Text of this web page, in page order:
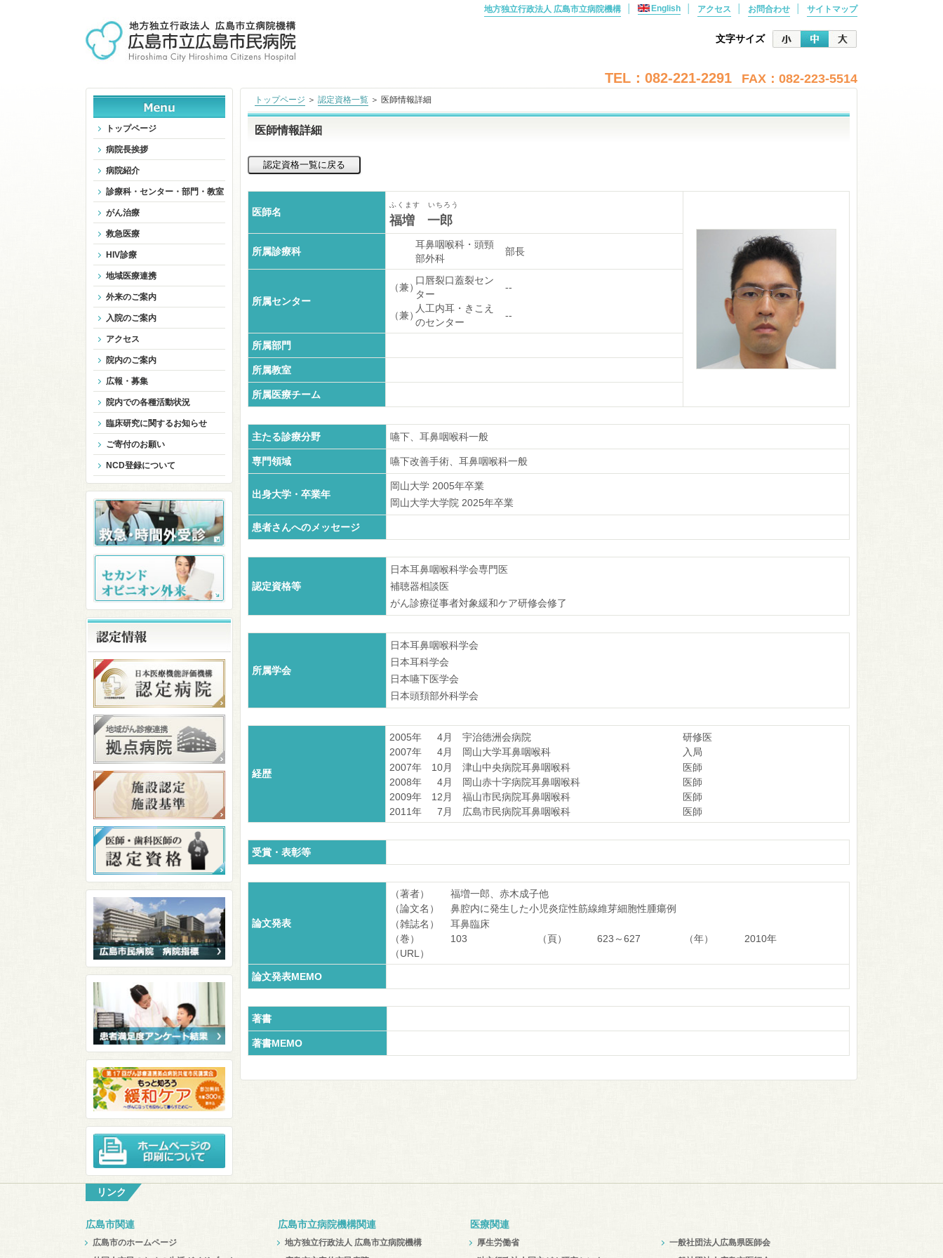
地方独立行政法人 広島市立病院機構 English アクセス お問合わせ サイトマップ
文字サイズ
TEL：082-221-2291 FAX：082-223-5514
トップページ ＞ 認定資格一覧 ＞ 医師情報詳細
医師情報詳細
医師名
ふくます いちろう
福増 一郎
所属診療科
耳鼻咽喉科・頭頸
部外科
部長
所属センター
（兼）
口唇裂口蓋裂セン
ター
--
（兼）
人工内耳・きこえ
のセンター
--
所属部門
所属教室
所属医療チーム
主たる診療分野 嚥下、耳鼻咽喉科一般
専門領域 嚥下改善手術、耳鼻咽喉科一般
出身大学・卒業年
岡山大学 2005年卒業
岡山大学大学院 2025年卒業
患者さんへのメッセージ
認定資格等
日本耳鼻咽喉科学会専門医
補聴器相談医
がん診療従事者対象緩和ケア研修会修了
所属学会
日本耳鼻咽喉科学会
日本耳科学会
日本嚥下医学会
日本頭頚部外科学会
経歴
2005年 4月 宇治徳洲会病院
研修医
2007年
4月 岡山大学耳鼻咽喉科
入局
2007年
10月 津山中央病院耳鼻咽喉科
医師
2008年
4月 岡山赤十字病院耳鼻咽喉科
医師
2009年
12月 福山市民病院耳鼻咽喉科
医師
2011年
7月 広島市民病院耳鼻咽喉科 医師
受賞・表彰等
論文発表
（著者）
福増一郎、赤木成子他
（論文名）
鼻腔内に発生した小児炎症性筋線維芽細胞性腫瘍例
（雑誌名）
耳鼻臨床
（巻）
103 （頁） 623～627 （年）
2010年
（URL）
論文発表MEMO
著書
著書MEMO
トップページ
病院長挨拶
病院紹介
診療科・センター・部門・教室
がん治療
救急医療
HIV診療
地域医療連携
外来のご案内
入院のご案内
アクセス
院内のご案内
広報・募集
院内での各種活動状況
臨床研究に関するお知らせ
ご寄付のお願い
NCD登録について
リンク
広島市関連
広島市のホームページ
広島市立病院機構関連
地方独立行政法人 広島市立病院機構
医療関連
厚生労働省
一般社団法人広島県医師会